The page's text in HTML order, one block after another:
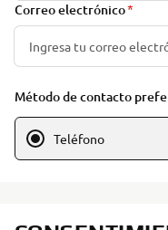
Correo electrónico
Método de contacto
Teléfono